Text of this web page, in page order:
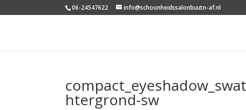
06-24547622 info@schoonheidssalonbuutn-af.nl
htergrond-sw